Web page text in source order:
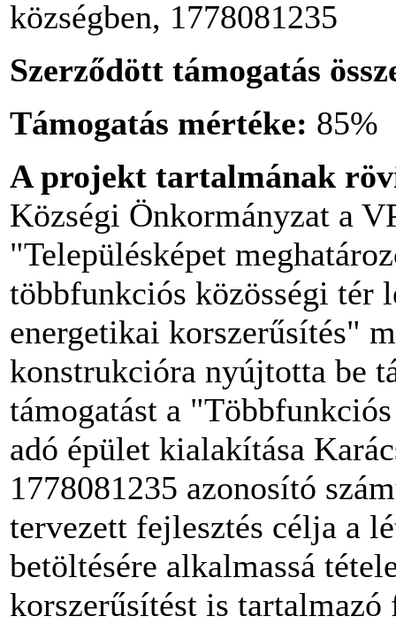
községben, 1778081235
Szerződött támogatás
Támogatás mértéke: 85%
A projekt tartalmának
Községi Önkormányzat a
"Településképet
többfunkciós közösségi tér
energetikai korszerűsítés"
konstrukcióra nyújtotta be
támogatást a
adó épület kialakítása
1778081235 azonosító
tervezett fejlesztés célja a
betöltésére alkalmassá
korszerűsítést is